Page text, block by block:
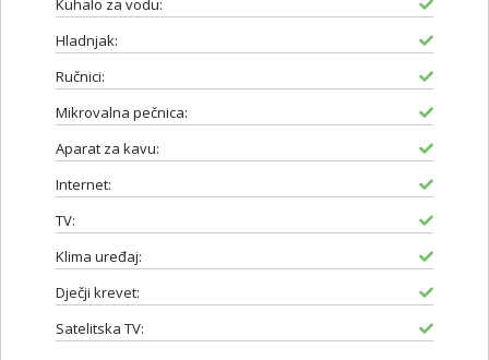
Kuhalo za vodu:
Hladnjak:
Ručnici:
Mikrovalna pečnica:
Aparat za kavu:
Internet:
TV:
Klima uređaj:
Dječji krevet:
Satelitska TV: